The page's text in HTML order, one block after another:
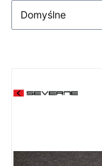
Domyślne